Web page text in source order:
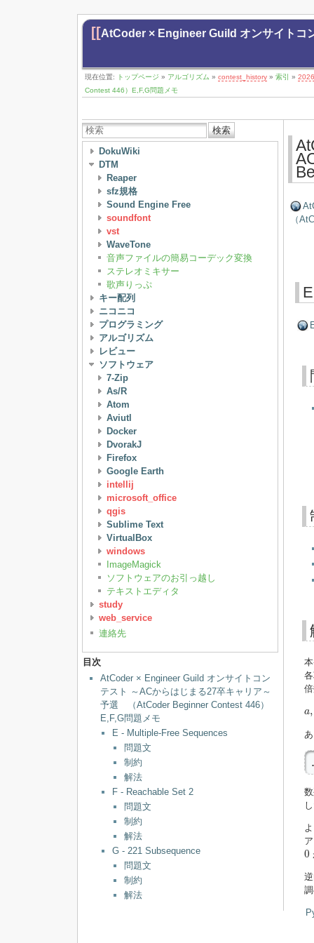
[[AtCoder × Engineer Guild オンサイトコ
現在位置: トップページ » アルゴリズム » contest_history » 索引 » 2026
Contest 446）E,F,G問題メモ
検索
DokuWiki
DTM
Reaper
sfz規格
Sound Engine Free
soundfont
vst
WaveTone
音声ファイルの簡易コーデック変換
ステレオミキサー
歌声りっぷ
キー配列
ニコニコ
プログラミング
アルゴリズム
レビュー
ソフトウェア
7-Zip
As/R
Atom
Aviutl
Docker
DvorakJ
Firefox
Google Earth
intellij
microsoft_office
qgis
Sublime Text
VirtualBox
windows
ImageMagick
ソフトウェアのお引っ越し
テキストエディタ
study
web_service
連絡先
目次
AtCoder × Engineer Guild オンサイトコン
テスト ～ACからはじまる27卒キャリア～
予選 （AtCoder Beginner Contest 446）
E,F,G問題メモ
E - Multiple-Free Sequences
問題文
制約
解法
F - Reachable Set 2
問題文
制約
解法
G - 221 Subsequence
問題文
制約
解法
（
a,
0
0